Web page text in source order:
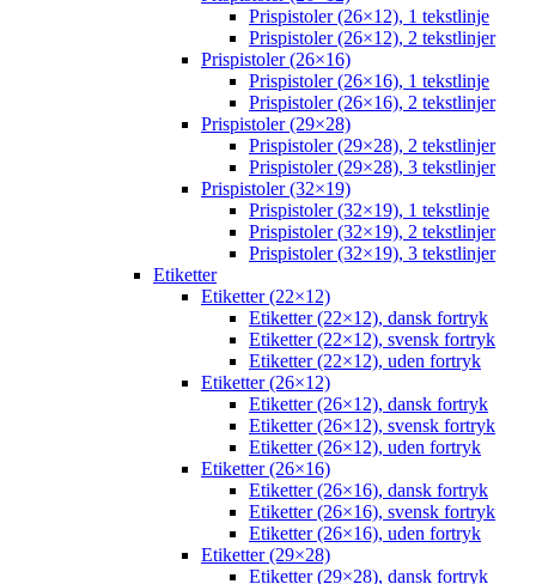
Prispistoler (26×12), 1 tekstlinje
Prispistoler (26×12), 2 tekstlinjer
Prispistoler (26×16)
Prispistoler (26×16), 1 tekstlinje
Prispistoler (26×16), 2 tekstlinjer
Prispistoler (29×28)
Prispistoler (29×28), 2 tekstlinjer
Prispistoler (29×28), 3 tekstlinjer
Prispistoler (32×19)
Prispistoler (32×19), 1 tekstlinje
Prispistoler (32×19), 2 tekstlinjer
Prispistoler (32×19), 3 tekstlinjer
Etiketter
Etiketter (22×12)
Etiketter (22×12), dansk fortryk
Etiketter (22×12), svensk fortryk
Etiketter (22×12), uden fortryk
Etiketter (26×12)
Etiketter (26×12), dansk fortryk
Etiketter (26×12), svensk fortryk
Etiketter (26×12), uden fortryk
Etiketter (26×16)
Etiketter (26×16), dansk fortryk
Etiketter (26×16), svensk fortryk
Etiketter (26×16), uden fortryk
Etiketter (29×28)
Etiketter (29×28), dansk fortryk